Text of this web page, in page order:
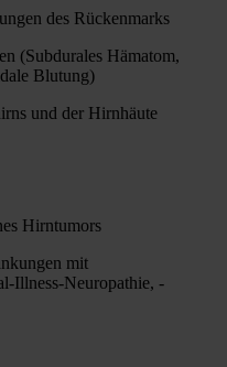
des Rückenmarks
(Subdurales Hämatom,
Blutung)
und der Hirnhäute
Hirntumors
mit
Illness-Neuropathie, -